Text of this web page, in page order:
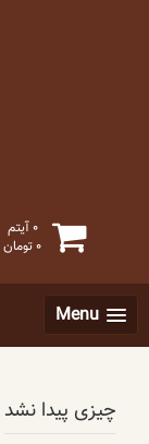
0 آیتم
0تومان
Menu
چیزی پیدا نشد